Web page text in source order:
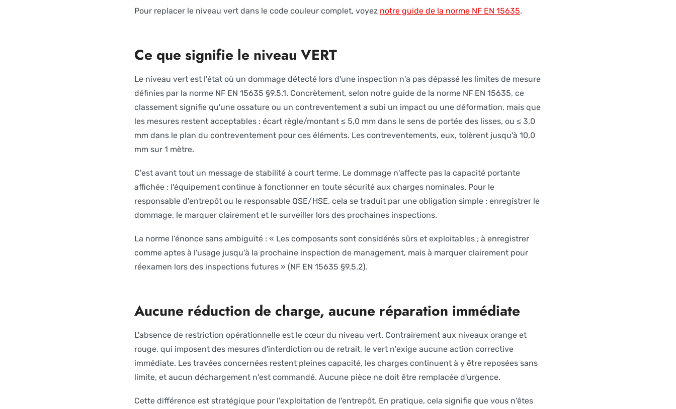
Pour replacer le niveau vert dans le code couleur complet, voyez notre guide de la norme NF EN 15635.
Ce que signifie le niveau VERT
Le niveau vert est l'état où un dommage détecté lors d'une inspection n'a pas dépassé les limites de mesure
définies par la norme NF EN 15635 §9.5.1. Concrètement, selon notre guide de la norme NF EN 15635, ce
classement signifie qu'une ossature ou un contreventement a subi un impact ou une déformation, mais que
les mesures restent acceptables : écart règle/montant ≤ 5,0 mm dans le sens de portée des lisses, ou ≤ 3,0
mm dans le plan du contreventement pour ces éléments. Les contreventements, eux, tolèrent jusqu'à 10,0
mm sur 1 mètre.
C'est avant tout un message de stabilité à court terme. Le dommage n'affecte pas la capacité portante
affichée ; l'équipement continue à fonctionner en toute sécurité aux charges nominales. Pour le
responsable d'entrepôt ou le responsable QSE/HSE, cela se traduit par une obligation simple : enregistrer le
dommage, le marquer clairement et le surveiller lors des prochaines inspections.
La norme l'énonce sans ambiguïté : « Les composants sont considérés sûrs et exploitables ; à enregistrer
comme aptes à l'usage jusqu'à la prochaine inspection de management, mais à marquer clairement pour
réexamen lors des inspections futures » (NF EN 15635 §9.5.2).
Aucune réduction de charge, aucune réparation immédiate
L'absence de restriction opérationnelle est le cœur du niveau vert. Contrairement aux niveaux orange et
rouge, qui imposent des mesures d'interdiction ou de retrait, le vert n'exige aucune action corrective
immédiate. Les travées concernées restent pleines capacité, les charges continuent à y être reposées sans
limite, et aucun déchargement n'est commandé. Aucune pièce ne doit être remplacée d'urgence.
Cette différence est stratégique pour l'exploitation de l'entrepôt. En pratique, cela signifie que vous n'êtes